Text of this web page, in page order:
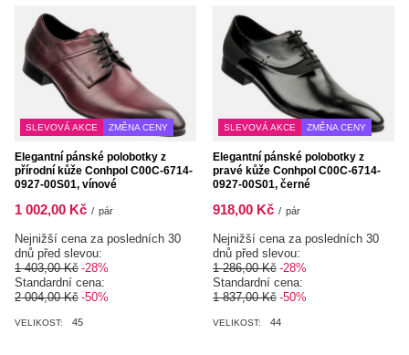
SLEVOVÁ AKCE ZMĚNA CENY
Elegantní pánské polobotky z
přírodní kůže Conhpol C00C-6714-
0927-00S01, vínové
1 002,00 Kč / pár
Nejnižší cena za posledních 30
dnů před slevou:
1 403,00 Kč -28%
Standardní cena:
2 004,00 Kč -50%
VELIKOST: 45
SLEVOVÁ AKCE ZMĚNA CENY
Elegantní pánské polobotky z
pravé kůže Conhpol C00C-6714-
0927-00S01, černé
918,00 Kč / pár
Nejnižší cena za posledních 30
dnů před slevou:
1 286,00 Kč -28%
Standardní cena:
1 837,00 Kč -50%
VELIKOST: 44